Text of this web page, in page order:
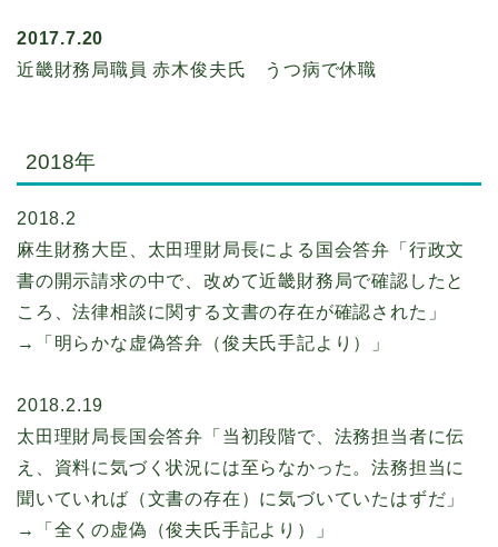
2017.7.20
近畿財務局職員 赤木俊夫氏 うつ病で休職
2018年
2018.2
麻生財務大臣、太田理財局長による国会答弁「行政文
書の開示請求の中で、改めて近畿財務局で確認したと
ころ、法律相談に関する文書の存在が確認された」
→「明らかな虚偽答弁（俊夫氏手記より）」
2018.2.19
太田理財局長国会答弁「当初段階で、法務担当者に伝
え、資料に気づく状況には至らなかった。法務担当に
聞いていれば（文書の存在）に気づいていたはずだ」
→「全くの虚偽（俊夫氏手記より）」